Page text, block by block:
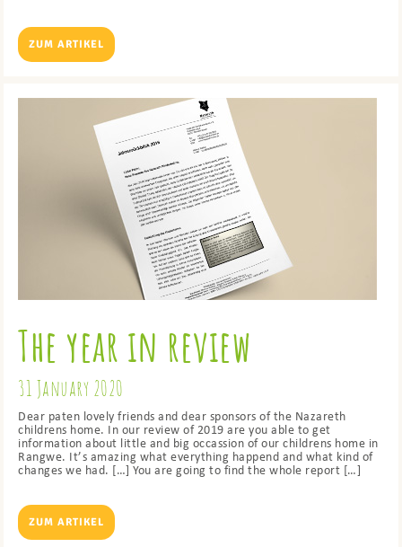
ZUM ARTIKEL
The year in review
31 January 2020
Dear paten lovely friends and dear sponsors of the Nazareth
childrens home. In our review of 2019 are you able to get
information about little and big occassion of our childrens home in
Rangwe. It’s amazing what everything happend and what kind of
changes we had. […] You are going to find the whole report […]
ZUM ARTIKEL